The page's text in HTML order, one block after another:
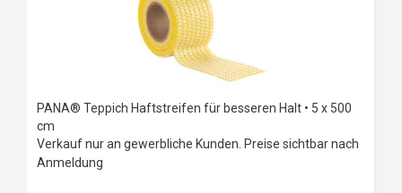
PANA® Teppich Haftstreifen für besseren Halt • 5 x 500
cm
Verkauf nur an gewerbliche Kunden. Preise sichtbar nach
Anmeldung